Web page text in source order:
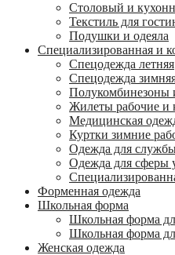
Столовый и
Текстиль для
Подушки и одеяла
Специализированная и
Спецодежда летняя
Спецодежда
Полукомбинезоны
Жилеты рабочие и
Медицинская
Куртки зимние
Одежда для
Одежда для сферы
Форменная одежда
Школьная форма
Школьная форма
Школьная форма
Женская одежда